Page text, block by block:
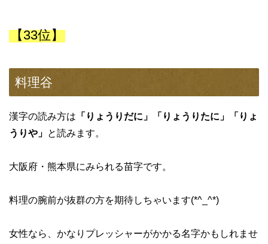
【33位】
料理谷
漢字の読み方は 「りょうりだに」「りょうりたに」「りょ
うりや」 と読みます。
大阪府・熊本県にみられる苗字です。
料理の腕前が抜群の方を期待しちゃいます(*^_^*)
女性なら、かなりプレッシャーがかかる名字かもしれませ